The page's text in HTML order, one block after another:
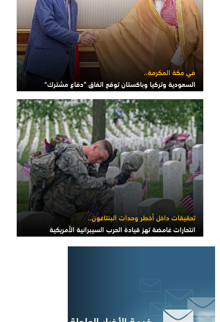
في مكة المكرمة..
السعودية وتركيا وباكستان توقع اتفاق "دفاع مشترك"
تحقيقات داخل أخطر وحدات البنتاغون..
انتحارات غامضة تهز قيادة الحرب السيبرانية الأمريكية